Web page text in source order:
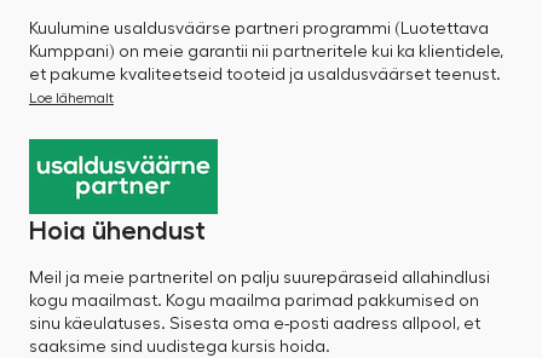
Kuulumine usaldusväärse partneri programmi (Luotettava
Kumppani) on meie garantii nii partneritele kui ka klientidele,
et pakume kvaliteetseid tooteid ja usaldusväärset teenust.
Loe lähemalt
Hoia ühendust
Meil ja meie partneritel on palju suurepäraseid allahindlusi
kogu maailmast. Kogu maailma parimad pakkumised on
sinu käeulatuses. Sisesta oma e-posti aadress allpool, et
saaksime sind uudistega kursis hoida.